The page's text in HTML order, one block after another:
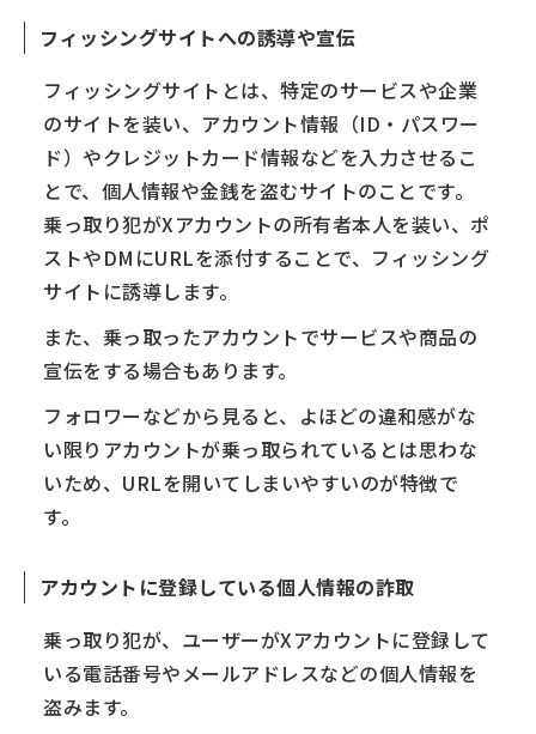
フィッシングサイトへの誘導や宣伝
フィッシングサイトとは、特定のサービスや企業
のサイトを装い、アカウント情報（ID・パスワー
ド）やクレジットカード情報などを入力させるこ
とで、個人情報や金銭を盗むサイトのことです。
乗っ取り犯がXアカウントの所有者本人を装い、ポ
ストやDMにURLを添付することで、フィッシング
サイトに誘導します。
また、乗っ取ったアカウントでサービスや商品の
宣伝をする場合もあります。
フォロワーなどから見ると、よほどの違和感がな
い限りアカウントが乗っ取られているとは思わな
いため、URLを開いてしまいやすいのが特徴で
す。
アカウントに登録している個人情報の詐取
乗っ取り犯が、ユーザーがXアカウントに登録して
いる電話番号やメールアドレスなどの個人情報を
盗みます。